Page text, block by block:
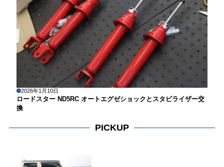
2026年1月10日
ロードスター ND5RC オートエグゼショックとスタビライザー交
換
PICKUP